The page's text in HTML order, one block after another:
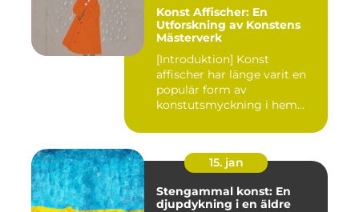
Konst Affischer: En
Utforskning av Konstens
Mästerverk
[Introduktion] Konst
affischer har länge varit en
populär form av
konstutsmyckning i hem
15. jan
Stengammal konst: En
djupdykning i en äldre